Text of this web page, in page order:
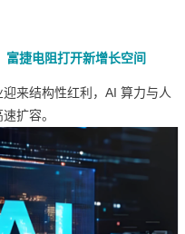
捷电阻打开新增长空间
来结构性红利，AI 算力与人
扩容。